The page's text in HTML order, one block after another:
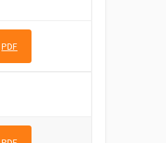
PDF